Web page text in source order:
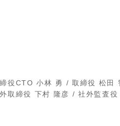
役CTO 小林 勇 / 取締役 松田
取締役 下村 隆彦 / 社外監査役